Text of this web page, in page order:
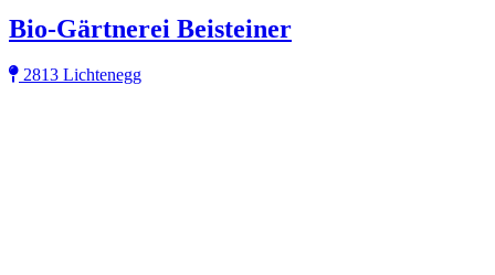
Bio-Gärtnerei Beisteiner
2813 Lichtenegg